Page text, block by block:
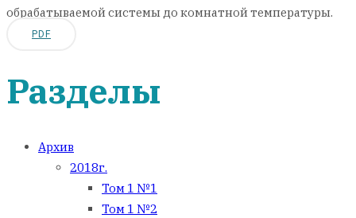
обрабатываемой системы до комнатной температуры.
PDF
Разделы
Архив
2018г.
Том 1 №1
Том 1 №2